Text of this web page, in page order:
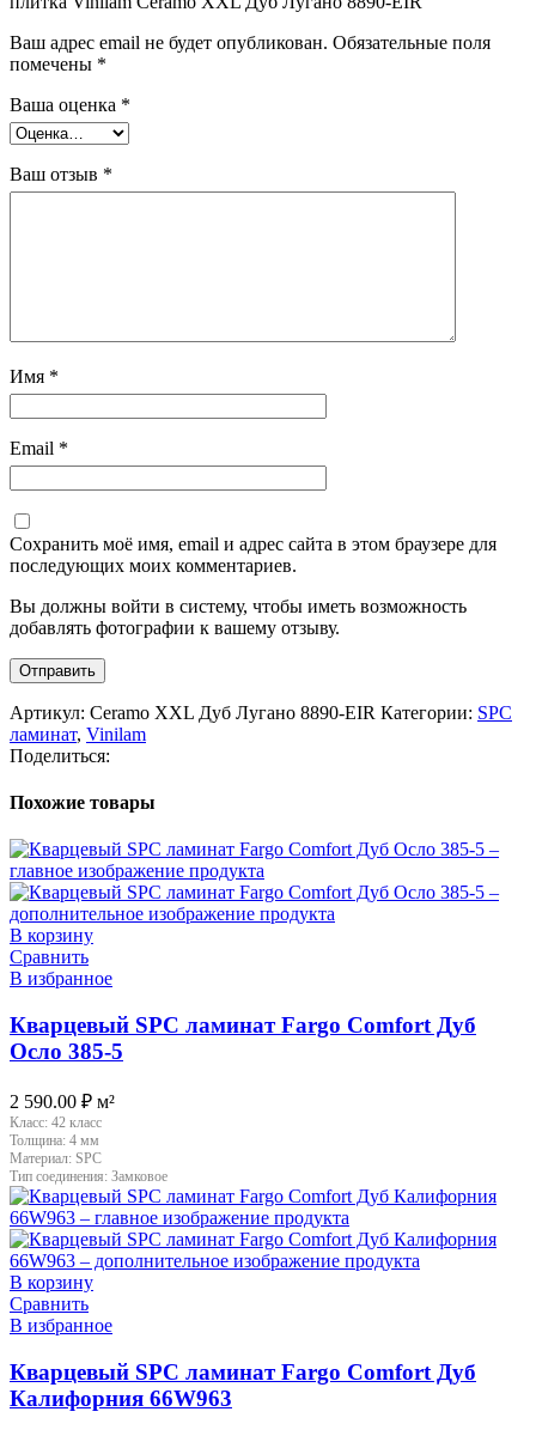
Ваш адрес email не будет опубликован. Обязательные поля
помечены *
Ваша оценка *
Ваш отзыв *
Имя *
Email *
Сохранить моё имя, email и адрес сайта в этом браузере для
последующих моих комментариев.
Вы должны войти в систему, чтобы иметь возможность
добавлять фотографии к вашему отзыву.
Артикул: Ceramo XXL Дуб Лугано 8890-EIR Категории: SPC
ламинат, Vinilam
Поделиться:
Похожие товары
В корзину
Сравнить
В избранное
Кварцевый SPC ламинат Fargo Comfort Дуб
Осло 385-5
2 590.00 ₽ м²
Класс: 42 класс
Толщина: 4 мм
Материал: SPC
Тип соединения: Замковое
В корзину
Сравнить
В избранное
Кварцевый SPC ламинат Fargo Comfort Дуб
Калифорния 66W963